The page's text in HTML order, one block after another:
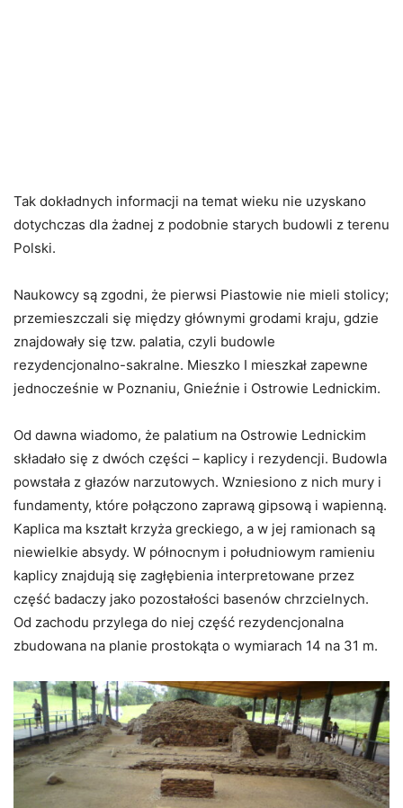
Tak dokładnych informacji na temat wieku nie uzyskano
dotychczas dla żadnej z podobnie starych budowli z terenu
Polski.
Naukowcy są zgodni, że pierwsi Piastowie nie mieli stolicy;
przemieszczali się między głównymi grodami kraju, gdzie
znajdowały się tzw. palatia, czyli budowle
rezydencjonalno-sakralne. Mieszko I mieszkał zapewne
jednocześnie w Poznaniu, Gnieźnie i Ostrowie Lednickim.
Od dawna wiadomo, że palatium na Ostrowie Lednickim
składało się z dwóch części – kaplicy i rezydencji. Budowla
powstała z głazów narzutowych. Wzniesiono z nich mury i
fundamenty, które połączono zaprawą gipsową i wapienną.
Kaplica ma kształt krzyża greckiego, a w jej ramionach są
niewielkie absydy. W północnym i południowym ramieniu
kaplicy znajdują się zagłębienia interpretowane przez
część badaczy jako pozostałości basenów chrzcielnych.
Od zachodu przylega do niej część rezydencjonalna
zbudowana na planie prostokąta o wymiarach 14 na 31 m.